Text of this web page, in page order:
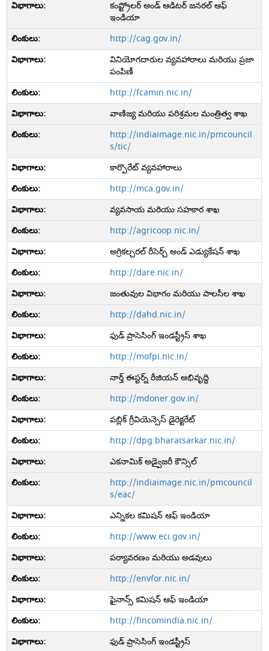
కంప్ట్రోలర్ అండ్ ఆడిటర్ జనరల్ ఆఫ్
ఇండియా
http://cag.gov.in/
వినియోగదారుల వ్యవహారాలు మరియు ప్రజా
పంపిణీ
http://fcamin.nic.in/
వాణిజ్య మరియు పరిశ్రమల మంత్రిత్వ శాఖ
http://indiaimage.nic.in/pmcouncil
s/tic/
కార్పొరేట్ వ్యవహారాలు
http://mca.gov.in/
వ్యవసాయ మరియు సహకార శాఖ
http://agricoop.nic.in/
అగ్రికల్చరల్ రీసెర్చ్ అండ్ ఎడ్యుకేషన్ శాఖ
http://dare.nic.in/
జంతువుల విభాగం మరియు పాలసీల శాఖ
http://dahd.nic.in/
ఫుడ్ ప్రాసెసింగ్ ఇండస్ట్రీస్ శాఖ
http://mofpi.nic.in/
నార్త్ ఈస్టర్న్ రీజియన్ అభివృద్ధి
http://mdoner.gov.in/
పబ్లిక్ గ్రీవియెన్సెస్ డైరెక్టరేట్
http://dpg.bharatsarkar.nic.in/
ఎకనామిక్ అడ్వైజరీ కౌన్సిల్
http://indiaimage.nic.in/pmcouncil
s/eac/
ఎన్నికల కమిషన్ ఆఫ్ ఇండియా
http://www.eci.gov.in/
పర్యావరణం మరియు అడవులు
http://envfor.nic.in/
ఫైనాన్స్ కమిషన్ ఆఫ్ ఇండియా
http://fincomindia.nic.in/
ఫుడ్ ప్రాసెసింగ్ ఇండస్ట్రీస్